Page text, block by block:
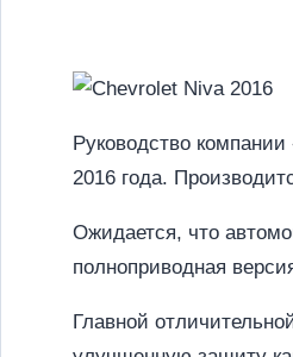
Руководство
2016 года.
Ожидается, что
полноприводная
Главной